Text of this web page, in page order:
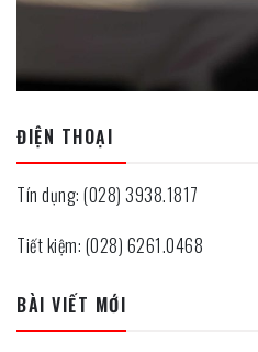
ĐIỆN THOẠI
Tín dụng: (028) 3938.1817
Tiết kiệm: (028) 6261.0468
BÀI VIẾT MỚI